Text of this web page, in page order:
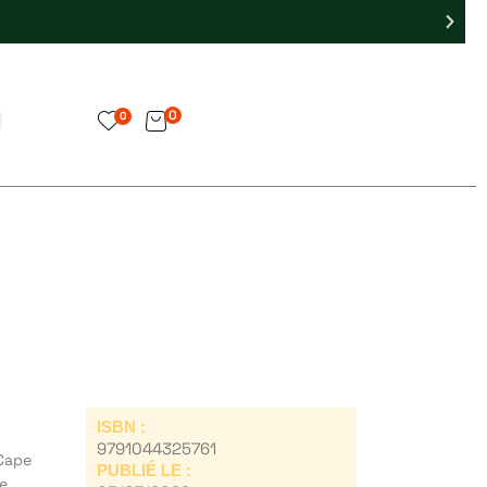
0 0
ISBN :
9791044325761
PUBLIÉ LE :